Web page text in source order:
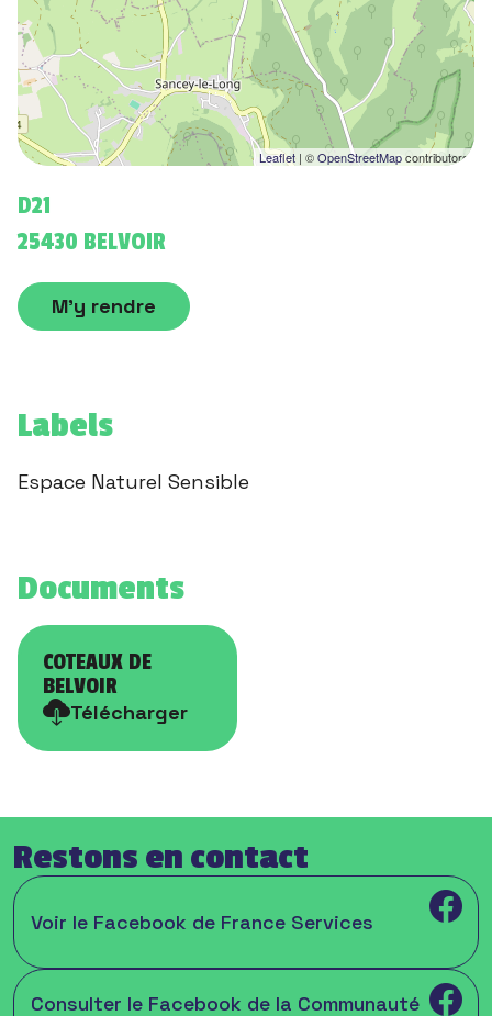
Leaflet | ©OpenStreetMapcontributors
D21
25430 BELVOIR
M'y rendre
Labels
Espace Naturel Sensible
Documents
COTEAUX DE
BELVOIR
Télécharger
Restons en contact
Voir le Facebook de France Services
Consulter le Facebook de la Communauté